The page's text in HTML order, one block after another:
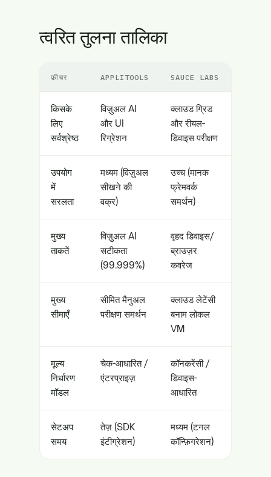
त्वरित तुलना तालिका
फ़ीचर APPLITOOLS SAUCE LABS
किसके
लिए
सर्वश्रेष्ठ
विज़ुअल AI
और UI
रिग्रेशन
क्लाउड ग्रिड
और रीयल-
डिवाइस परीक्षण
उपयोग
में
सरलता
मध्यम (विज़ुअल
सीखने की
वक्र)
उच्च (मानक
फ्रेमवर्क
समर्थन)
मुख्य
ताकतें
विज़ुअल AI
सटीकता
(99.999%)
वृहद डिवाइस/
ब्राउज़र
कवरेज
मुख्य
सीमाएँ
सीमित मैनुअल
परीक्षण समर्थन
क्लाउड लेटेंसी
बनाम लोकल
VM
मूल्य
निर्धारण
मॉडल
चेक-आधारित /
एंटरप्राइज़
कॉनकरेंसी /
डिवाइस-
आधारित
सेटअप
समय
तेज़ (SDK
इंटीग्रेशन)
मध्यम (टनल
कॉन्फ़िगरेशन)